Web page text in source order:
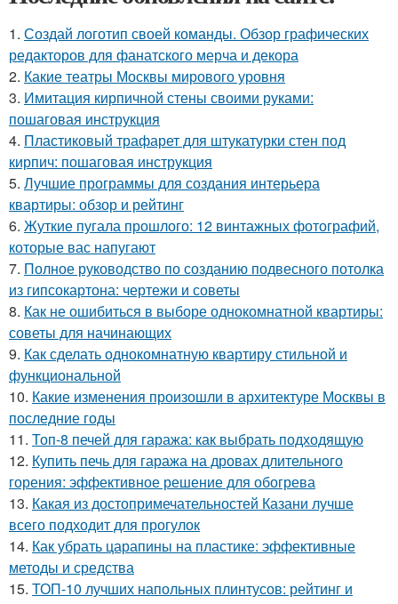
1. Создай логотип своей команды. Обзор графических
редакторов для фанатского мерча и декора
2. Какие театры Москвы мирового уровня
3. Имитация кирпичной стены своими руками:
пошаговая инструкция
4. Пластиковый трафарет для штукатурки стен под
кирпич: пошаговая инструкция
5. Лучшие программы для создания интерьера
квартиры: обзор и рейтинг
6. Жуткие пугала прошлого: 12 винтажных фотографий,
которые вас напугают
7. Полное руководство по созданию подвесного потолка
из гипсокартона: чертежи и советы
8. Как не ошибиться в выборе однокомнатной квартиры:
советы для начинающих
9. Как сделать однокомнатную квартиру стильной и
функциональной
10. Какие изменения произошли в архитектуре Москвы в
последние годы
11. Топ-8 печей для гаража: как выбрать подходящую
12. Купить печь для гаража на дровах длительного
горения: эффективное решение для обогрева
13. Какая из достопримечательностей Казани лучше
всего подходит для прогулок
14. Как убрать царапины на пластике: эффективные
методы и средства
15. ТОП-10 лучших напольных плинтусов: рейтинг и